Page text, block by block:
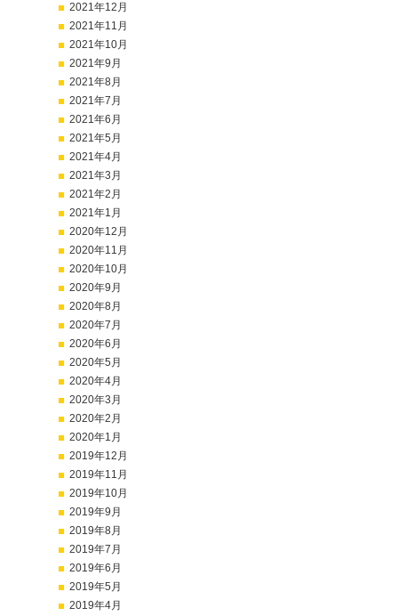
2021年12月
2021年11月
2021年10月
2021年9月
2021年8月
2021年7月
2021年6月
2021年5月
2021年4月
2021年3月
2021年2月
2021年1月
2020年12月
2020年11月
2020年10月
2020年9月
2020年8月
2020年7月
2020年6月
2020年5月
2020年4月
2020年3月
2020年2月
2020年1月
2019年12月
2019年11月
2019年10月
2019年9月
2019年8月
2019年7月
2019年6月
2019年5月
2019年4月